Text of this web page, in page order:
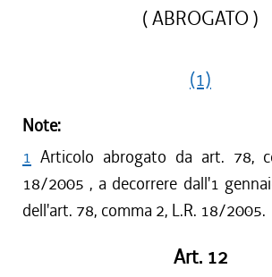
( ABROGATO )
(1)
Note:
1 Articolo abrogato da art. 78,
18/2005 , a decorrere dall'1
dell'art. 78, comma 2, L.R. 18/2005.
Art. 12